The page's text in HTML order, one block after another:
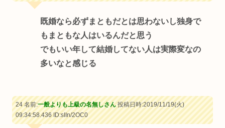
既婚なら必ずまともだとは思わないし独身で
もまともな人はいるんだと思う
でもいい年して結婚してない人は実際変なの
多いなと感じる
24 名前:一般よりも上級の名無しさん投稿日時:2019/11/19(火)
09:34:58.436ID:sIIn/2OC0